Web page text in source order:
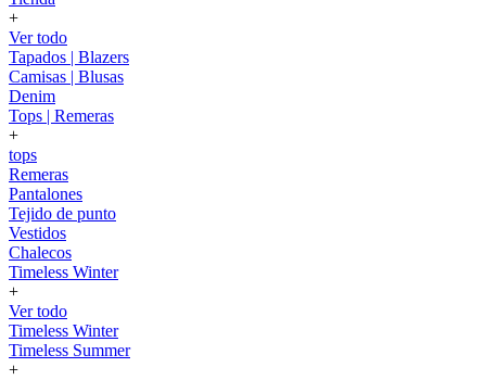
+
Ver todo
Tapados | Blazers
Camisas | Blusas
Denim
Tops | Remeras
+
tops
Remeras
Pantalones
Tejido de punto
Vestidos
Chalecos
Timeless Winter
+
Ver todo
Timeless Winter
Timeless Summer
+